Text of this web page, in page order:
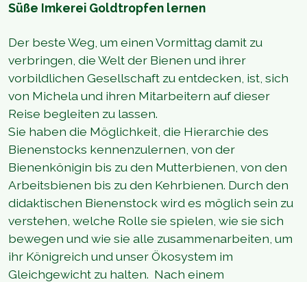
Süße Imkerei Goldtropfen lernen
Der beste Weg, um einen Vormittag damit zu
verbringen, die Welt der Bienen und ihrer
vorbildlichen Gesellschaft zu entdecken, ist, sich
von Michela und ihren Mitarbeitern auf dieser
Reise begleiten zu lassen.
Sie haben die Möglichkeit, die Hierarchie des
Bienenstocks kennenzulernen, von der
Bienenkönigin bis zu den Mutterbienen, von den
Arbeitsbienen bis zu den Kehrbienen. Durch den
didaktischen Bienenstock wird es möglich sein zu
verstehen, welche Rolle sie spielen, wie sie sich
bewegen und wie sie alle zusammenarbeiten, um
ihr Königreich und unser Ökosystem im
Gleichgewicht zu halten. Nach einem